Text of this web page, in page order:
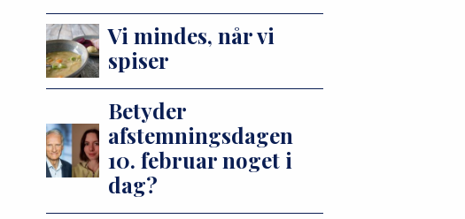
Vi mindes, når vi
spiser
Betyder
afstemningsdagen
10. februar noget i
dag?